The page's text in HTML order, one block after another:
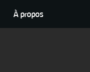
À propos